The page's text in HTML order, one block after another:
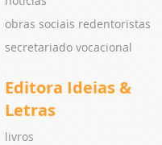
obras sociais redentoristas
secretariado vocacional
Editora Ideias &
Letras
livros